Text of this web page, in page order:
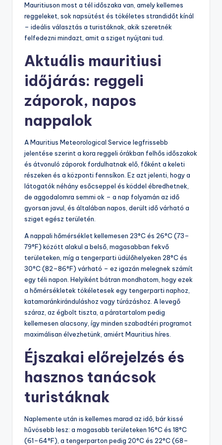
Mauritiuson most a tél időszaka van, amely kellemes
reggeleket, sok napsütést és tökéletes strandidőt kínál
– ideális választás a turistáknak, akik szeretnék
felfedezni mindazt, amit a sziget nyújtani tud.
Aktuális mauritiusi
időjárás: reggeli
záporok, napos
nappalok
A Mauritius Meteorological Service legfrissebb
jelentése szerint a kora reggeli órákban felhős időszakok
és átvonuló záporok fordulhatnak elő, főként a keleti
részeken és a központi fennsíkon. Ez azt jelenti, hogy a
látogatók néhány esőcseppel és köddel ébredhetnek,
de aggodalomra semmi ok – a nap folyamán az idő
gyorsan javul, és általában napos, derült idő várható a
sziget egész területén.
A nappali hőmérséklet kellemesen 23°C és 26°C (73–
79°F) között alakul a belső, magasabban fekvő
területeken, míg a tengerparti üdülőhelyeken 28°C és
30°C (82–86°F) várható – ez igazán melegnek számít
egy téli napon. Helyiként bátran mondhatom, hogy ezek
a hőmérsékletek tökéletesek egy tengerparti naphoz,
katamaránkiránduláshoz vagy túrázáshoz. A levegő
száraz, az égbolt tiszta, a páratartalom pedig
kellemesen alacsony, így minden szabadtéri programot
maximálisan élvezhetünk, amiért Mauritius híres.
Éjszakai előrejelzés és
hasznos tanácsok
turistáknak
Naplemente után is kellemes marad az idő, bár kissé
hűvösebb lesz: a magasabb területeken 16°C és 18°C
(61–64°F), a tengerparton pedig 20°C és 22°C (68–